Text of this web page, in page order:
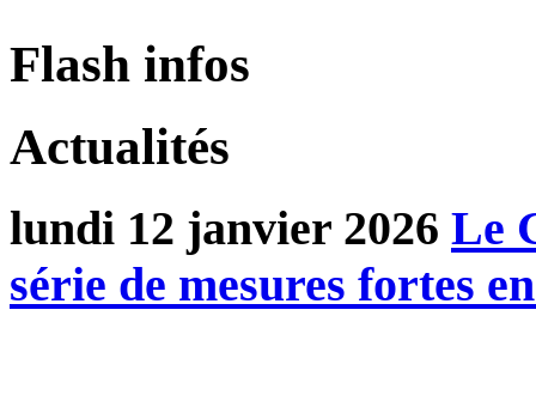
Flash infos
Actualités
lundi 12 janvier 2026 Le
série de mesures fortes